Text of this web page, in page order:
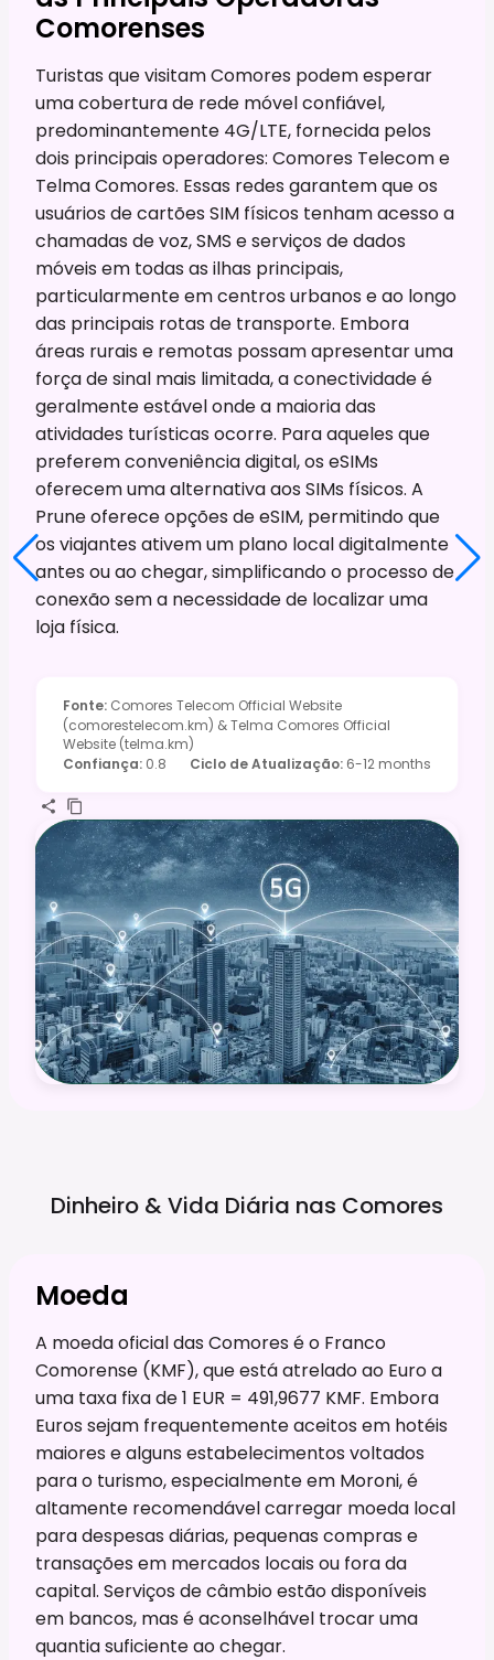
Comorenses
Turistas que visitam Comores podem esperar
uma cobertura de rede móvel confiável,
predominantemente 4G/LTE, fornecida pelos
dois principais operadores: Comores Telecom e
Telma Comores. Essas redes garantem que os
usuários de cartões SIM físicos tenham acesso a
chamadas de voz, SMS e serviços de dados
móveis em todas as ilhas principais,
particularmente em centros urbanos e ao longo
das principais rotas de transporte. Embora
áreas rurais e remotas possam apresentar uma
força de sinal mais limitada, a conectividade é
geralmente estável onde a maioria das
atividades turísticas ocorre. Para aqueles que
preferem conveniência digital, os eSIMs
oferecem uma alternativa aos SIMs físicos. A
Prune oferece opções de eSIM, permitindo que
os viajantes ativem um plano local digitalmente
antes ou ao chegar, simplificando o processo de
conexão sem a necessidade de localizar uma
loja física.
Fonte: Comores Telecom Official Website
(comorestelecom.km) & Telma Comores Official
Website (telma.km)
Confiança: 0.8 Ciclo de Atualização: 6-12 months
Dinheiro & Vida Diária nas Comores
Moeda
A moeda oficial das Comores é o Franco
Comorense (KMF), que está atrelado ao Euro a
uma taxa fixa de 1 EUR = 491,9677 KMF. Embora
Euros sejam frequentemente aceitos em hotéis
maiores e alguns estabelecimentos voltados
para o turismo, especialmente em Moroni, é
altamente recomendável carregar moeda local
para despesas diárias, pequenas compras e
transações em mercados locais ou fora da
capital. Serviços de câmbio estão disponíveis
em bancos, mas é aconselhável trocar uma
quantia suficiente ao chegar.